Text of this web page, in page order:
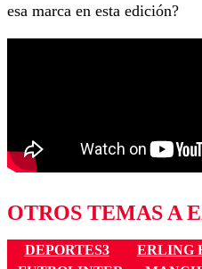
esa marca en esta edición?
OTROS TEMAS A
DEPORTES3
ERLING